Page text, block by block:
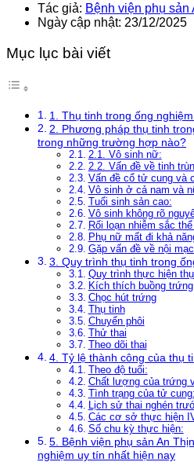
Tác giả: Bệnh viện phụ sản
Ngày cập nhật: 23/12/2025
Mục lục bài viết
1. Thụ tinh trong ống
2. Phương pháp thụ tinh
trong những trường hợp nào?
2.1. Vô sinh nữ:
2.2. Vấn đề về tinh
Vấn đề cổ tử cung và
Vô sinh ở cả nam và
Tuổi sinh sản cao:
Vô sinh không rõ
Rối loạn nhiễm sắc
Phụ nữ mất đi khả
Gặp vấn đề về nội
3. Quy trình thụ tinh trong
Quy trình thực hiện
Kích thích buồng trứng
Chọc hút trứng
Thụ tinh
Chuyển phôi
Thử thai
Theo dõi thai
4. Tỷ lệ thành công của thụ
Theo độ tuổi:
Chất lượng của trứng
Tình trạng của tử cung:
Lịch sử thai nghén
Các cơ sở thực hiện
Số chu kỳ thực hiện:
5. Bệnh viện phụ sản An
nghiệm uy tín nhất hiện nay